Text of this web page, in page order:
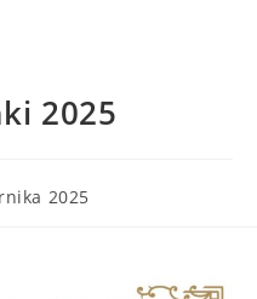
2025
2025